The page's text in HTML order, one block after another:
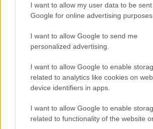
I want to allow my user data to be
Google for online advertising purposes.
I want to allow Google to send me
personalized advertising.
I want to allow Google to enable
related to analytics like cookies on
device identifiers in apps.
I want to allow Google to enable
related to functionality of the website
Αμέσως ειδοποιήθηκαν το
περιβάλλον της 56χρονης, το
ΕΚΑΒ και οι συνάδελφοι της
απαραίτητη χημειοπροφύλαξη.
μηνιγγίτιδας από το οποίο
56χρονη είναιτο ίδιο είχε
προηγούμενο μήνα ο20χρονος
Διαβάστε ακόμη